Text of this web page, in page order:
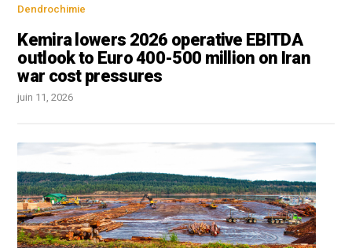
Dendrochimie
Kemira lowers 2026 operative EBITDA
outlook to Euro 400-500 million on Iran
war cost pressures
juin 11, 2026